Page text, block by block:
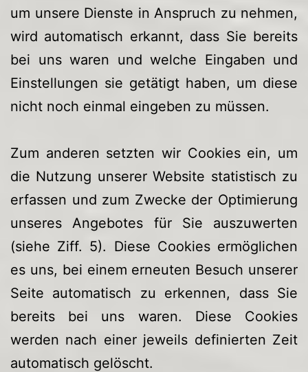
um unsere Dienste in Anspruch zu nehmen,
wird automatisch erkannt, dass Sie bereits
bei uns waren und welche Eingaben und
Einstellungen sie getätigt haben, um diese
nicht noch einmal eingeben zu müssen.
Zum anderen setzten wir Cookies ein, um
die Nutzung unserer Website statistisch zu
erfassen und zum Zwecke der Optimierung
unseres Angebotes für Sie auszuwerten
(siehe Ziff. 5). Diese Cookies ermöglichen
es uns, bei einem erneuten Besuch unserer
Seite automatisch zu erkennen, dass Sie
bereits bei uns waren. Diese Cookies
werden nach einer jeweils definierten Zeit
automatisch gelöscht.